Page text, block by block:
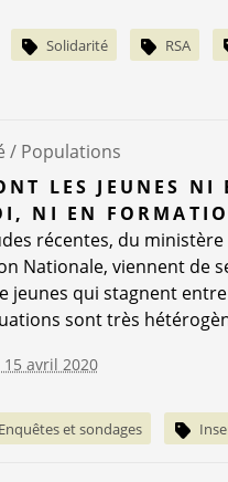
Solidarité RSA
/ Populations
LES JEUNES NI
NI EN
récentes, du
Nationale, viennent de
jeunes qui stagnent
sont très
avril 2020
et sondages